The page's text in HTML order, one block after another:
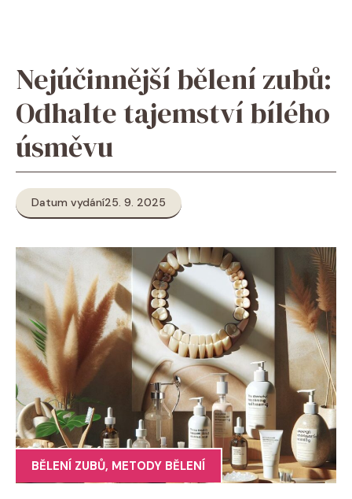
Nejúčinnější bělení zubů:
Odhalte tajemství bílého
úsměvu
Datum vydání25. 9. 2025
BĚLENÍ ZUBŮ, METODY BĚLENÍ